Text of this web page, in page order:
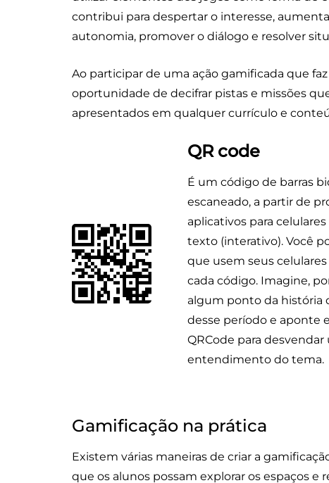
contribui para despertar o interesse,
autonomia, promover o diálogo e resolver
Ao participar de uma ação gamificada que
oportunidade de decifrar pistas e missões
apresentados em qualquer currículo e
QR code
É um código de barras
escaneado, a partir de
aplicativos para
texto (interativo). Você
que usem seus
cada código. Imagine,
algum ponto da história
desse período e aponte
QRCode para
entendimento do tema.
Gamificação na prática
Existem várias maneiras de criar a
que os alunos possam explorar os espaços e